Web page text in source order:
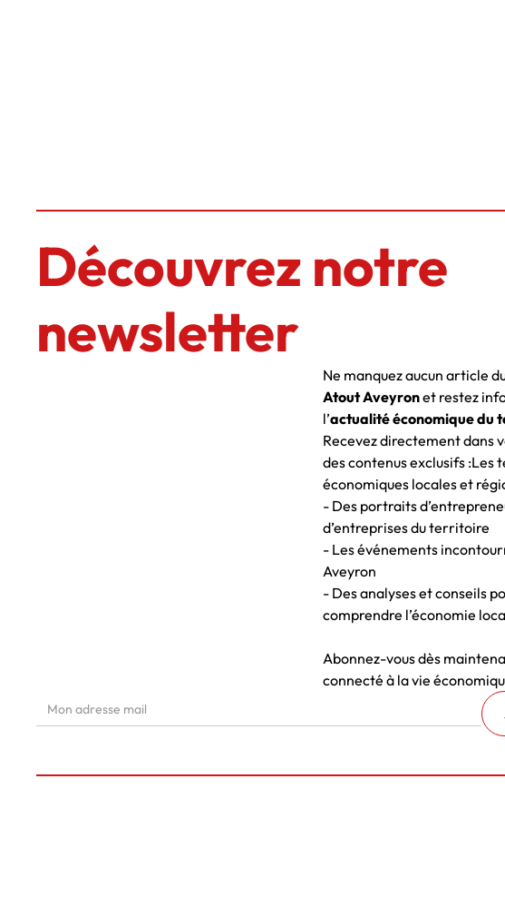
Découvrez notre
newsletter
Ne manquez aucun article
Atout Aveyronet restez
l’actualité économique du
Recevez directement dans
des contenus exclusifs :Les
économiques locales et
- Des portraits
d’entreprises du territoire
- Les événements
Aveyron
- Des analyses et conseils
comprendre l’économie
Abonnez-vous dès
connecté à la vie